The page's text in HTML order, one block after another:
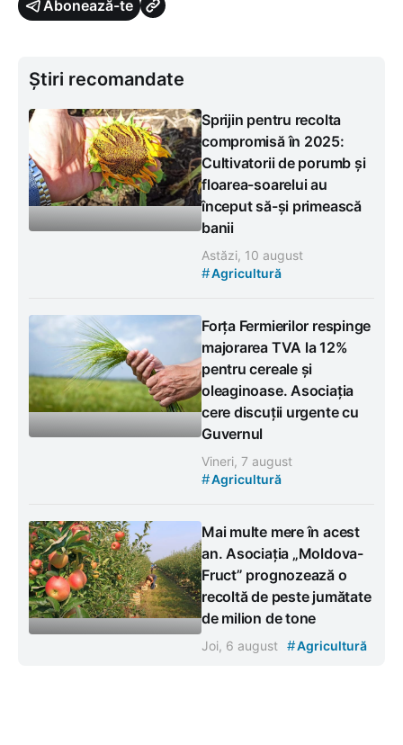
Abonează-te
Știri recomandate
Sprijin pentru recolta
compromisă în 2025:
Cultivatorii de porumb și
floarea-soarelui au
început să-și primească
banii
Astăzi, 10 august
#Agricultură
Forța Fermierilor respinge
majorarea TVA la 12%
pentru cereale și
oleaginoase. Asociația
cere discuții urgente cu
Guvernul
Vineri, 7 august
#Agricultură
Mai multe mere în acest
an. Asociația „Moldova-
Fruct” prognozează o
recoltă de peste jumătate
de milion de tone
Joi, 6 august #Agricultură